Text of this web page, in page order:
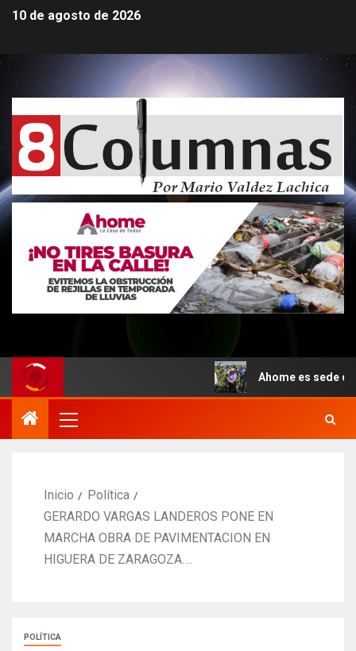
10 de agosto de 2026
Ahome es sede del
Inicio
Política
GERARDO VARGAS LANDEROS PONE EN
MARCHA OBRA DE PAVIMENTACION EN
HIGUERA DE ZARAGOZA….
POLÍTICA